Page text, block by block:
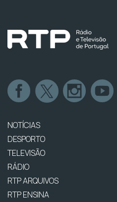
NOTÍCIAS
DESPORTO
TELEVISÃO
RÁDIO
RTP ARQUIVOS
RTP ENSINA